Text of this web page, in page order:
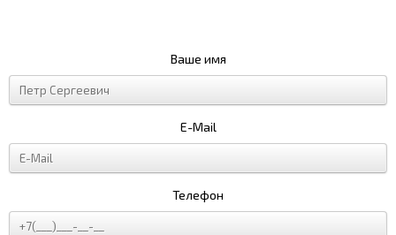
Ваше имя
E-Mail
Телефон